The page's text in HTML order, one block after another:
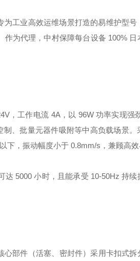
工业高效运维场景打造的易维护型号
为代理，中村保障每台设备 100% 日
，工作电流 4A，以 96W 功率实现
、批量元器件吸附等中高负载场景。
，振动幅度小于 0.8mm/s，兼顾高效
5000 小时，且能承受 10-50Hz 持续
部件（活塞、密封件）采用卡扣式拆